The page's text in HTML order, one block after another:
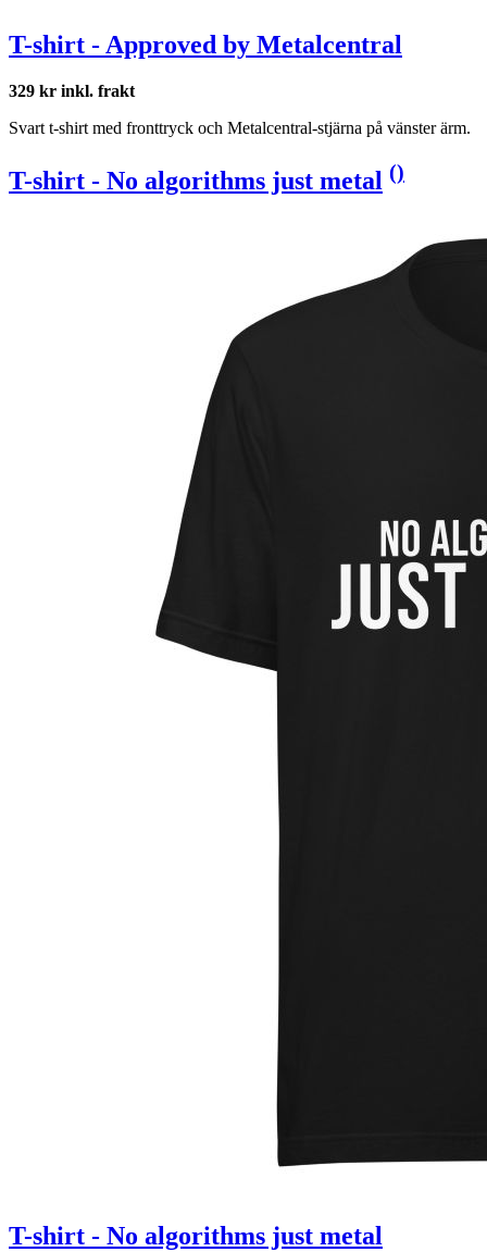
T-shirt - Approved by Metalcentral
329 kr inkl. frakt
Svart t-shirt med fronttryck och Metalcentral-stjärna på vänster ärm.
T-shirt - No algorithms just metal ()
T-shirt - No algorithms just metal